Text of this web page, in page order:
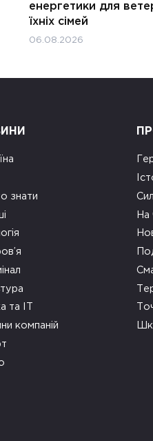
енергетики для
їхніх сімей
06.08.2026
знати
та ІТ
компаній
На